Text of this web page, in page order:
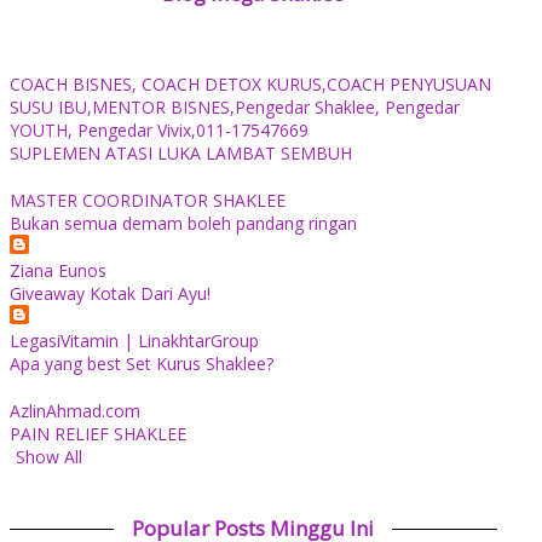
COACH BISNES, COACH DETOX KURUS,COACH PENYUSUAN
SUSU IBU,MENTOR BISNES,Pengedar Shaklee, Pengedar
YOUTH, Pengedar Vivix,011-17547669
SUPLEMEN ATASI LUKA LAMBAT SEMBUH
MASTER COORDINATOR SHAKLEE
Bukan semua demam boleh pandang ringan
Ziana Eunos
Giveaway Kotak Dari Ayu!
LegasiVitamin | LinakhtarGroup
Apa yang best Set Kurus Shaklee?
AzlinAhmad.com
PAIN RELIEF SHAKLEE
Show All
Popular Posts Minggu Ini